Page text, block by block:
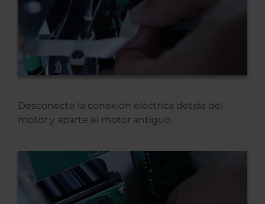
Desconecte la conexión eléctrica detrás del
motor y aparte el motor antiguo.